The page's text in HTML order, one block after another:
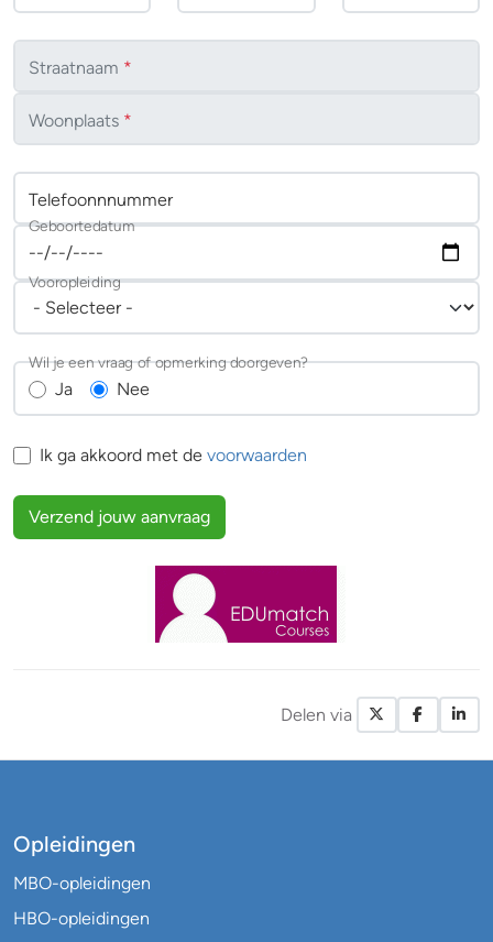
Straatnaam *
Woonplaats *
Telefoonnnummer
Geboortedatum
Vooropleiding
Ja Nee
Wil je een vraag of opmerking doorgeven?
Ik ga akkoord met de voorwaarden
Verzend jouw aanvraag
Delen via X /
Opleidingen
MBO-opleidingen
HBO-opleidingen